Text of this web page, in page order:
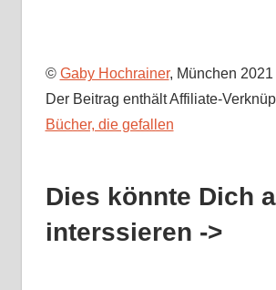
© Gaby Hochrainer, München 2021
Der Beitrag enthält Affiliate-
Bücher, die gefallen
Dies könnte Dich
interssieren ->